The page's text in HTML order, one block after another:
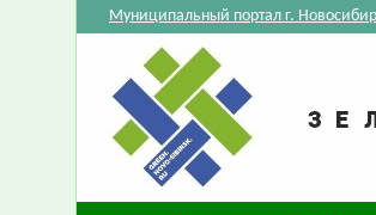
Муниципальный портал г.